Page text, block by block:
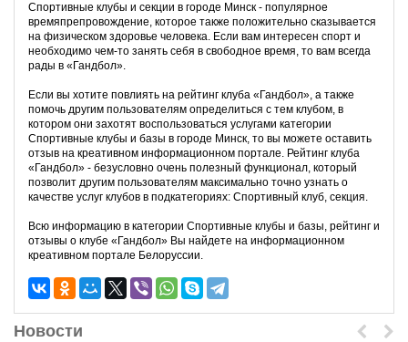
Спортивные клубы и секции в городе Минск - популярное
времяпрепровождение, которое также положительно сказывается
на физическом здоровье человека. Если вам интересен спорт и
необходимо чем-то занять себя в свободное время, то вам всегда
рады в «Гандбол».
Если вы хотите повлиять на рейтинг клуба «Гандбол», а также
помочь другим пользователям определиться с тем клубом, в
котором они захотят воспользоваться услугами категории
Спортивные клубы и базы в городе Минск, то вы можете оставить
отзыв на креативном информационном портале. Рейтинг клуба
«Гандбол» - безусловно очень полезный функционал, который
позволит другим пользователям максимально точно узнать о
качестве услуг клубов в подкатегориях: Спортивный клуб, секция.
Всю информацию в категории Спортивные клубы и базы, рейтинг и
отзывы о клубе «Гандбол» Вы найдете на информационном
креативном портале Белоруссии.
Новости